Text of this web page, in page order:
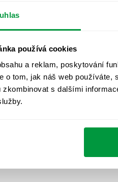
používá cookies
a reklam, poskytování
o tom, jak náš web
zkombinovat s dalšími